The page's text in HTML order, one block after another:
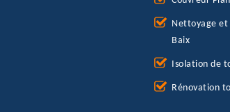
Nettoyage et
Baix
Isolation de
Rénovation